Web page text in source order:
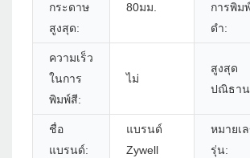
กระดาษ
สูงสุด:
80มม.
การพิม
ดำ:
ความเร็ว
ในการ
พิมพ์สี:
ไม่
สูงสุด
ปณิธา
ชื่อ
แบรนด์:
แบรนด์
Zywell
หมายเ
รุ่น: